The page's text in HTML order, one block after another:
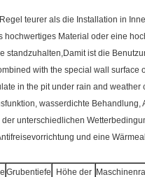
teurer als die Installation in
Material oder eine
standzuhalten,Damit ist die
with the special wall surface
in the pit under rain and weather
wasserdichte Behandlung,
unterschiedlichen
und eine
Grubentiefe
Höhe der